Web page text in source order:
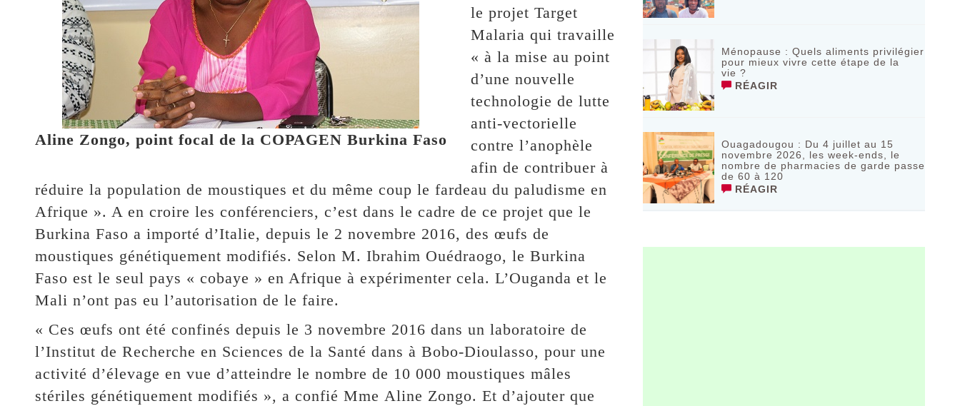
Aline Zongo, point focal de la COPAGEN Burkina Faso
le projet Target
Malaria qui travaille
« à la mise au point
d’une nouvelle
technologie de lutte
anti-vectorielle
contre l’anophèle
afin de contribuer à
réduire la population de moustiques et du même coup le fardeau du paludisme en
Afrique ». A en croire les conférenciers, c’est dans le cadre de ce projet que le
Burkina Faso a importé d’Italie, depuis le 2 novembre 2016, des œufs de
moustiques génétiquement modifiés. Selon M. Ibrahim Ouédraogo, le Burkina
Faso est le seul pays « cobaye » en Afrique à expérimenter cela. L’Ouganda et le
Mali n’ont pas eu l’autorisation de le faire.
« Ces œufs ont été confinés depuis le 3 novembre 2016 dans un laboratoire de
l’Institut de Recherche en Sciences de la Santé dans à Bobo-Dioulasso, pour une
activité d’élevage en vue d’atteindre le nombre de 10 000 moustiques mâles
stériles génétiquement modifiés », a confié Mme Aline Zongo. Et d’ajouter que
Ménopause : Quels aliments privilégier
pour mieux vivre cette étape de la
vie ?
RÉAGIR
Ouagadougou : Du 4 juillet au 15
novembre 2026, les week-ends, le
nombre de pharmacies de garde passe
de 60 à 120
RÉAGIR